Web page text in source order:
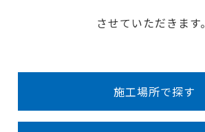
させていただきます。
施工場所で探す